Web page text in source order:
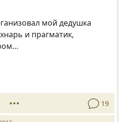
мой дедушка
и прагматик,
19